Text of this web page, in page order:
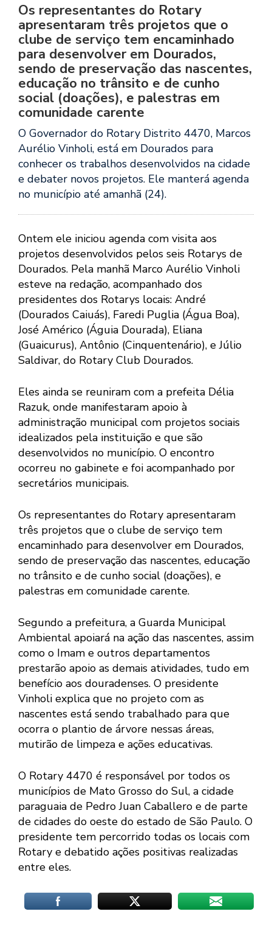
Os representantes do Rotary
apresentaram três projetos que o
clube de serviço tem encaminhado
para desenvolver em Dourados,
sendo de preservação das nascentes,
educação no trânsito e de cunho
social (doações), e palestras em
comunidade carente
O Governador do Rotary Distrito 4470, Marcos
Aurélio Vinholi, está em Dourados para
conhecer os trabalhos desenvolvidos na cidade
e debater novos projetos. Ele manterá agenda
no município até amanhã (24).
Ontem ele iniciou agenda com visita aos
projetos desenvolvidos pelos seis Rotarys de
Dourados. Pela manhã Marco Aurélio Vinholi
esteve na redação, acompanhado dos
presidentes dos Rotarys locais: André
(Dourados Caiuás), Faredi Puglia (Água Boa),
José Américo (Águia Dourada), Eliana
(Guaicurus), Antônio (Cinquentenário), e Júlio
Saldivar, do Rotary Club Dourados.
Eles ainda se reuniram com a prefeita Délia
Razuk, onde manifestaram apoio à
administração municipal com projetos sociais
idealizados pela instituição e que são
desenvolvidos no município. O encontro
ocorreu no gabinete e foi acompanhado por
secretários municipais.
Os representantes do Rotary apresentaram
três projetos que o clube de serviço tem
encaminhado para desenvolver em Dourados,
sendo de preservação das nascentes, educação
no trânsito e de cunho social (doações), e
palestras em comunidade carente.
Segundo a prefeitura, a Guarda Municipal
Ambiental apoiará na ação das nascentes, assim
como o Imam e outros departamentos
prestarão apoio as demais atividades, tudo em
benefício aos douradenses. O presidente
Vinholi explica que no projeto com as
nascentes está sendo trabalhado para que
ocorra o plantio de árvore nessas áreas,
mutirão de limpeza e ações educativas.
O Rotary 4470 é responsável por todos os
municípios de Mato Grosso do Sul, a cidade
paraguaia de Pedro Juan Caballero e de parte
de cidades do oeste do estado de São Paulo. O
presidente tem percorrido todas os locais com
Rotary e debatido ações positivas realizadas
entre eles.